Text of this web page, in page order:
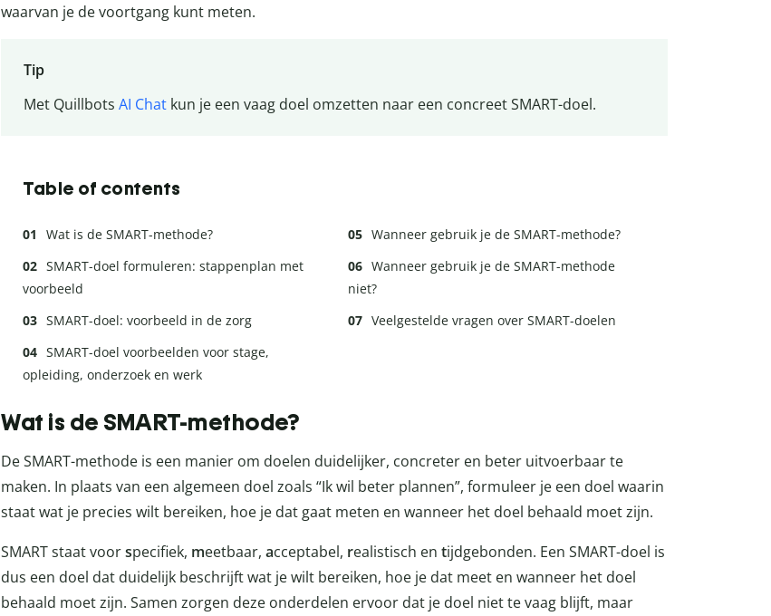
waarvan je de voortgang kunt meten.
Tip
Met Quillbots AI Chatkun je een vaag doel omzetten naar een concreet SMART-doel.
Table of contents
Wat is de SMART-methode?
SMART-doel formuleren: stappenplan met
voorbeeld
SMART-doel: voorbeeld in de zorg
SMART-doel voorbeelden voor stage,
opleiding, onderzoek en werk
Wanneer gebruik je de SMART-methode?
Wanneer gebruik je de SMART-methode
niet?
Veelgestelde vragen over SMART-doelen
Wat is de SMART-methode?
De SMART-methode is een manier om doelen duidelijker, concreter en beter uitvoerbaar te
maken. In plaats van een algemeen doel zoals “Ik wil beter plannen”, formuleer je een doel waarin
staat wat je precies wilt bereiken, hoe je dat gaat meten en wanneer het doel behaald moet zijn.
SMART staat voorspecifiek, meetbaar, acceptabel, realistisch en tijdgebonden. Een SMART-doel is
dus een doel dat duidelijk beschrijft wat je wilt bereiken, hoe je dat meet en wanneer het doel
behaald moet zijn. Samen zorgen deze onderdelen ervoor dat je doel niet te vaag blijft, maar